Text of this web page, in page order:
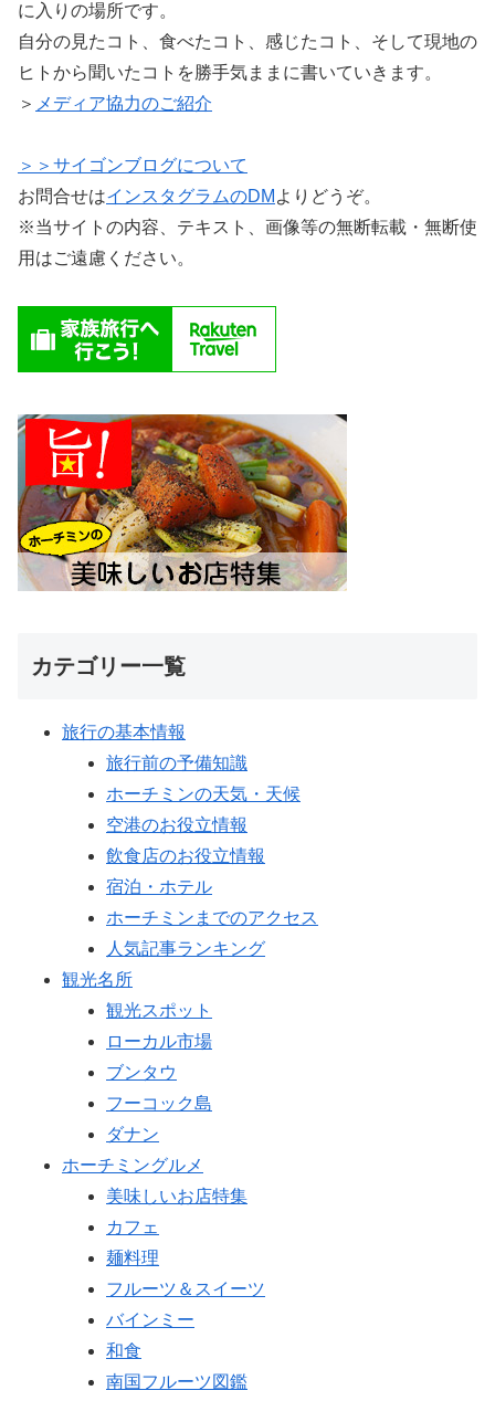
に入りの場所です。
自分の見たコト、食べたコト、感じたコト、そして現地の
ヒトから聞いたコトを勝手気ままに書いていきます。
＞ メディア協力のご紹介
＞＞サイゴンブログについて
お問合せはインスタグラムのDM よりどうぞ。
※当サイトの内容、テキスト、画像等の無断転載・無断使
用はご遠慮ください。
カテゴリー一覧
旅行の基本情報
旅行前の予備知識
ホーチミンの天気・天候
空港のお役立情報
飲食店のお役立情報
宿泊・ホテル
ホーチミンまでのアクセス
人気記事ランキング
観光名所
観光スポット
ローカル市場
ブンタウ
フーコック島
ダナン
ホーチミングルメ
美味しいお店特集
カフェ
麺料理
フルーツ＆スイーツ
バインミー
和食
南国フルーツ図鑑